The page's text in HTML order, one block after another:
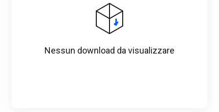
Nessun download da visualizzare